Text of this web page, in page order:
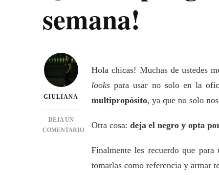
semana!
GIULIANA
DEJA UN
COMENTARIO
Hola chicas! Muchas de ustedes
looks para usar no solo en la
multipropósito, ya que no solo
Otra cosa: deja el negro y opta
Finalmente les recuerdo que
tomarlas como referencia y armar